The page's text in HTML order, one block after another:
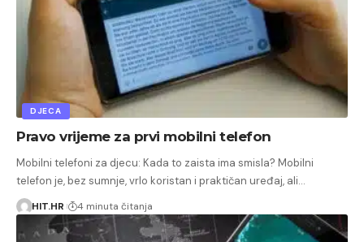
DJECA
Pravo vrijeme za prvi mobilni telefon
Mobilni telefoni za djecu: Kada to zaista ima smisla? Mobilni
telefon je, bez sumnje, vrlo koristan i praktičan uređaj, ali…
HIT.HR 4 minuta čitanja